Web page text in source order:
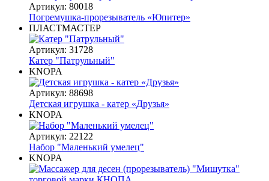
Артикул: 80018
Погремушка-прорезыватель «Юпитер»
ПЛАСТМАСТЕР
Артикул: 31728
Катер "Патрульный"
KNOPA
Артикул: 88698
Детская игрушка - катер «Друзья»
KNOPA
Артикул: 22122
Набор "Маленький умелец"
KNOPA